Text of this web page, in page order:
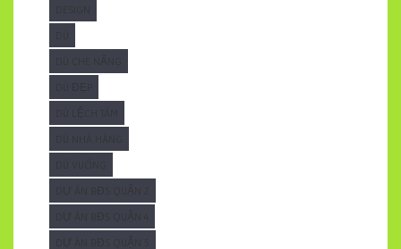
DÙ ĐẸP
DÙ LỆCH TÂM
DÙ NHÀ HÀNG
DỰ ÁN BĐS QUẬN 2
DỰ ÁN BĐS QUẬN 4
DỰ ÁN BĐS QUẬN 5